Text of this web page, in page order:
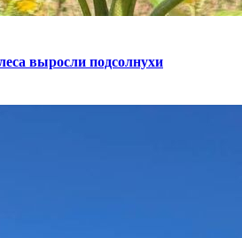
выросли подсолнухи